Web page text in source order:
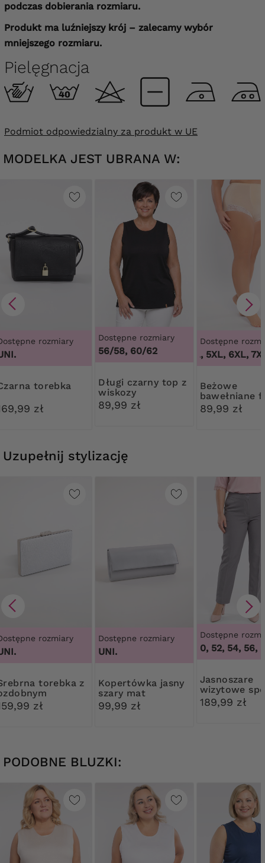
podczas dobierania rozmiaru.
Produkt ma luźniejszy krój – zalecamy wybór
mniejszego rozmiaru.
Pielęgnacja
Podmiot odpowiedzialny za produkt w UE
MODELKA JEST UBRANA W:
rozmiary
Czarna torebka
zł
Dostępne rozmiary
56/58, 60/62
Długi czarny top z
wiskozy
89,99 zł
Dostępne
3XL, 4XL, 5XL, 6XL,
Beżowe
bawełniane
modelujące z
koronką
89,99 zł
Uzupełnij stylizację
rozmiary
z
zł
Dostępne rozmiary
UNI.
Kopertówka jasny
szary mat
99,99 zł
Dostępne
46, 48, 50, 52, 54, 56,
Jasnoszare
wizytowe
w kant
189,99 zł
PODOBNE BLUZKI: